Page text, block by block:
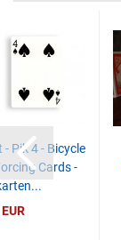
- Pik 4 - Bicycle
Cards -